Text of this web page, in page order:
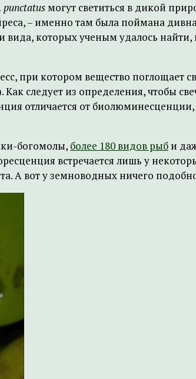
punctatus могут светиться в дикой
– именно там была поймана
которых ученым удалось найти,
при котором вещество поглощает
следует из определения, чтобы
отличается от
богомолы, более 180 видов рыб и
встречается лишь у
А вот у земноводных ничего